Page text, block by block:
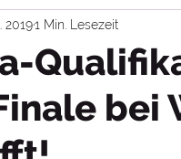
Deutsche
Gerätturnen
bei
20191 Min. Lesezeit